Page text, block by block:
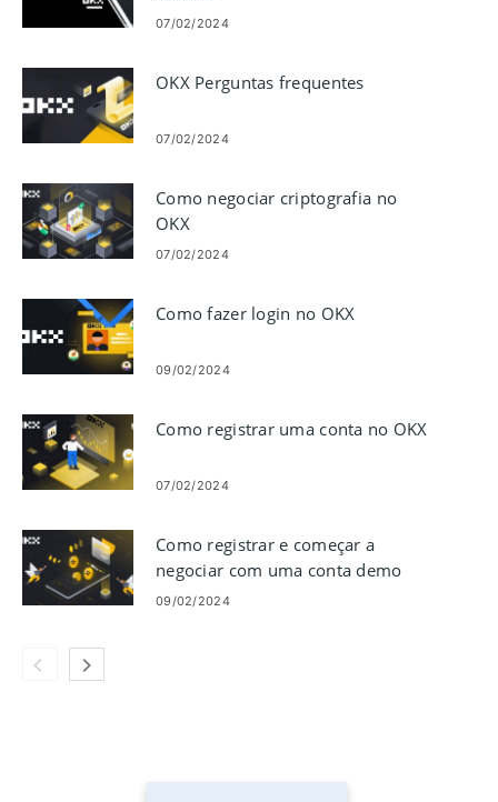
07/02/2024
OKX Perguntas frequentes
07/02/2024
Como negociar criptografia no
OKX
07/02/2024
Como fazer login no OKX
09/02/2024
Como registrar uma conta no OKX
07/02/2024
Como registrar e começar a
negociar com uma conta demo
em OKX
09/02/2024